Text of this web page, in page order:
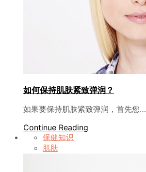
如何保持肌肤紧致弹润？
如果要保持肌肤紧致弹润，首先您…
Continue Reading
保健知识
肌肤